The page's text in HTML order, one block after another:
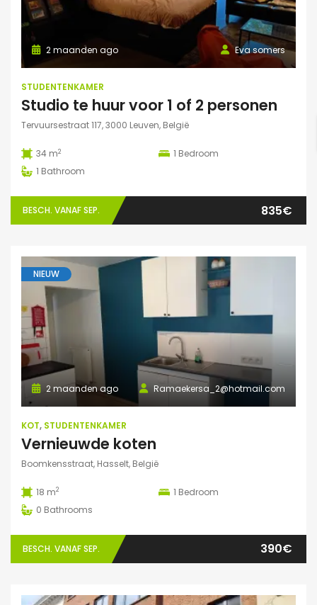
Eva somers
2 maanden ago
STUDENTENKAMER
Studio te huur voor 1 of 2 personen
Tervuursestraat 117, 3000 Leuven, België
34 m2 1 Bedroom
1 Bathroom
BESCH. VANAF SEP. 835€
NIEUW
Ramaekersa_2@hotmail.com
2 maanden ago
KOT, STUDENTENKAMER
Vernieuwde koten
Boomkensstraat, Hasselt, België
18 m2 1 Bedroom
0 Bathrooms
BESCH. VANAF SEP. 390€